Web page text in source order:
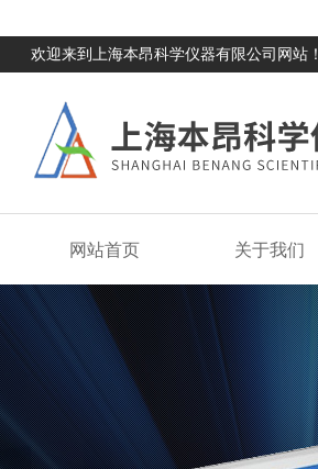
欢迎来到上海本昂科学仪器有限公司网站！
网站首页 关于我们